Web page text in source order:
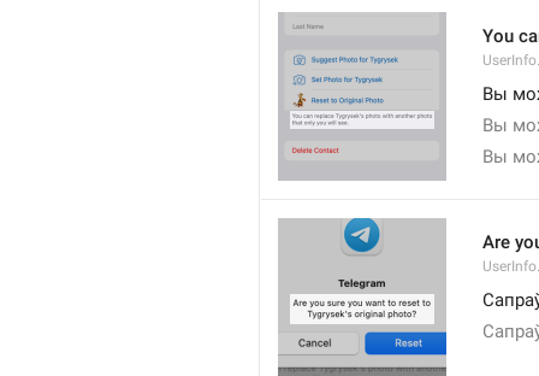
You
Вы
Вы
Вы
Are